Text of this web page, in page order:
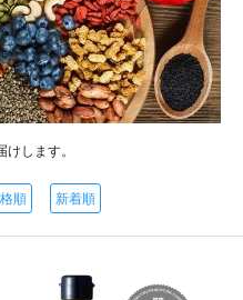
します。
順 新着順